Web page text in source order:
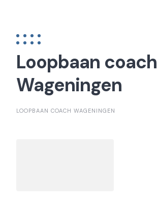
Loopbaan coach
Wageningen
LOOPBAAN COACH WAGENINGEN